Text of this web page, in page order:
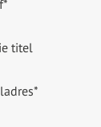
*
titel
*